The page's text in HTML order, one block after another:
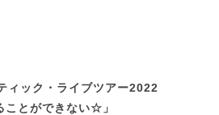
ィック・ライブツアー2022
ことができない☆」